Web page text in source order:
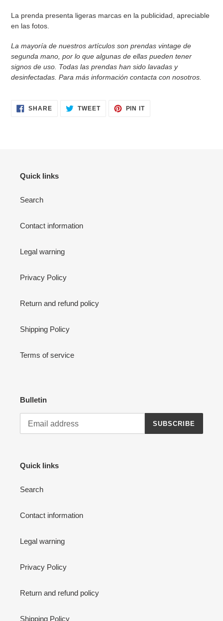
La prenda presenta ligeras marcas en la publicidad, apreciable
en las fotos.
La mayoría de nuestros artículos son prendas vintage de
segunda mano, por lo que algunas de ellas pueden tener
signos de uso. Todas las prendas han sido lavadas y
desinfectadas. Para más información contacta con nosotros.
SHARESHARE TWEETTWEET
PIN ITPIN
Quick links
Search
Contact information
Legal warning
Privacy Policy
Return and refund policy
Shipping Policy
Terms of service
Bulletin
SUBSCRIBE
Quick links
Search
Contact information
Legal warning
Privacy Policy
Return and refund policy
Shipping Policy